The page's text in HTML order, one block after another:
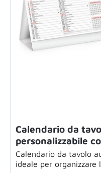
Calendario da
personalizzabile
Calendario da tavolo
ideale per organizzare